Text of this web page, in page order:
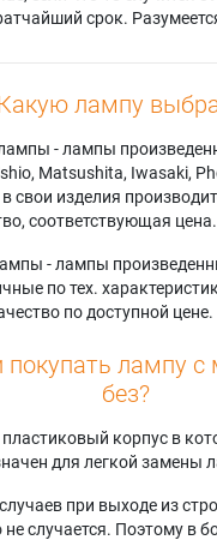
срок.
лампу
- лампы
Matsushita, Iwasaki,
свои изделия
соответствующая цена.
- лампы
по тех.
по доступной цене.
лампу с
без?
корпус в
для легкой замены
при выходе из
случается. Поэтому в